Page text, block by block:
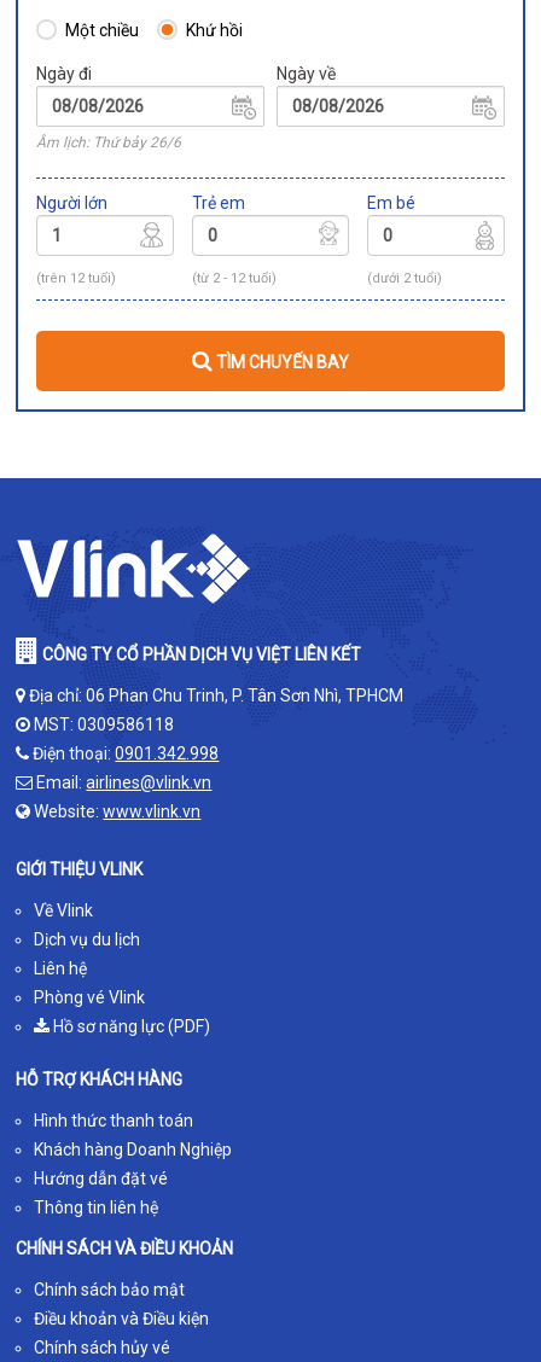
Một chiều Khứ hồi
Ngày đi
Âm lịch: Thứ bảy 26/6
Ngày về
Người lớn
(trên 12 tuổi)
Trẻ em
(từ 2 - 12 tuổi)
Em bé
(dưới 2 tuổi)
TÌM CHUYẾN BAY
CÔNG TY CỔ PHẦN DỊCH VỤ VIỆT LIÊN KẾT
Địa chỉ: 06 Phan Chu Trinh, P. Tân Sơn Nhì, TPHCM
MST: 0309586118
Điện thoại:0901.342.998
Email:airlines@vlink.vn
Website:www.vlink.vn
GIỚI THIỆU VLINK
Về Vlink
Dịch vụ du lịch
Liên hệ
Phòng vé Vlink
Hồ sơ năng lực (PDF)
HỖ TRỢ KHÁCH HÀNG
Hình thức thanh toán
Khách hàng Doanh Nghiệp
Hướng dẫn đặt vé
Thông tin liên hệ
CHÍNH SÁCH VÀ ĐIỀU KHOẢN
Chính sách bảo mật
Điều khoản và Điều kiện
Chính sách hủy vé